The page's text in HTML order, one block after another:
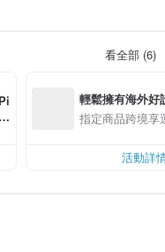
看全部 (6)
輕鬆擁有海外好
指定商品跨境享
活動詳